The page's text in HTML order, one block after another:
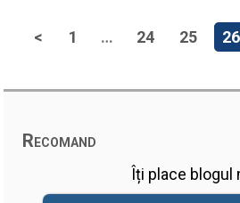
< 1 … 24 25 26
Recomand
Îți place blogul